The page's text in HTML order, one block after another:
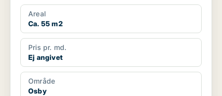
Areal
Ca. 55 m2
Pris pr. md.
Ej angivet
Område
Osby